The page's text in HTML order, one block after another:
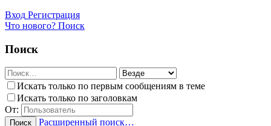
Вход Регистрация
Что нового? Поиск
Поиск
Искать только по первым сообщениям в теме
Искать только по заголовкам
От:
Поиск
Расширенный поиск…